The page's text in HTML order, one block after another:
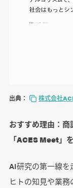
出典： 株式会社
おすすめ理由：
「ACES Meet」
AI研究の第一線を
ヒトの知見や業